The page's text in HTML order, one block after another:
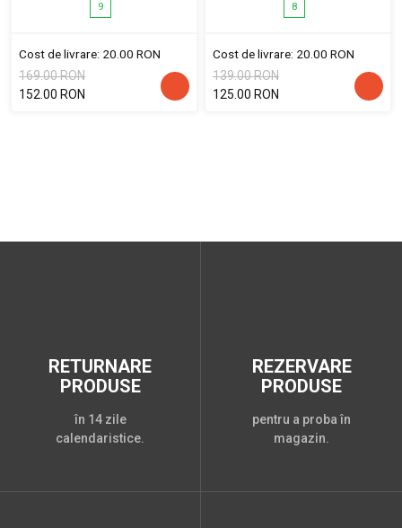
9
Cost de livrare: 20.00 RON
169.00 RON
152.00 RON
8
Cost de livrare: 20.00 RON
139.00 RON
125.00 RON
RETURNARE
PRODUSE
în 14 zile
calendaristice.
REZERVARE
PRODUSE
pentru a proba în
magazin.